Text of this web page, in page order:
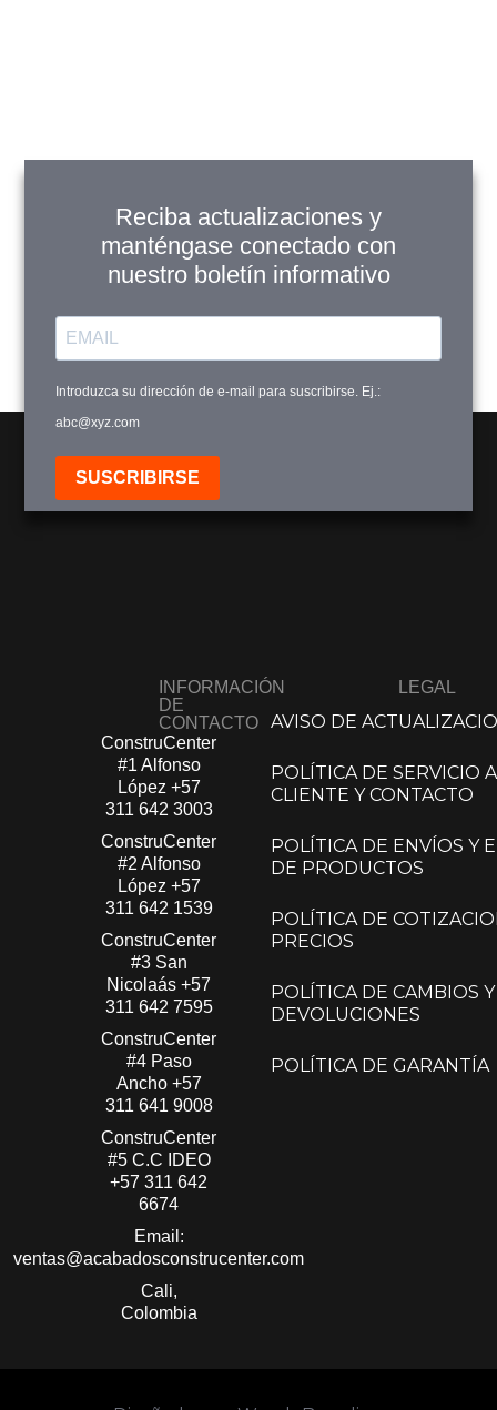
FJG137
$43,900
Ver Productos
Añadir a Carrito
Reciba actualizaciones y
manténgase conectado con
nuestro boletín informativo
Introduzca su dirección de e-mail para suscribirse. Ej.:
abc@xyz.com
SUSCRIBIRSE
INFORMACIÓN
DE
CONTACTO
ConstruCenter
#1 Alfonso
López​ +57
311 642 3003
ConstruCenter
#2 Alfonso
López​ +57
311 642 1539
ConstruCenter
#3 San
Nicolaás​+57
311 642 7595
ConstruCenter
#4 Paso
Ancho +57
311 641 9008
ConstruCenter
#5 C.C IDEO
+57 311 642
6674
Email:
ventas@acabadosconstrucenter.com
Cali,
Colombia
LEGAL
AVISO DE
POLÍTICA DE SERVICIO
CLIENTE Y CONTACTO
POLÍTICA DE ENVÍOS Y
DE PRODUCTOS
POLÍTICA DE
PRECIOS
POLÍTICA DE CAMBIOS Y
DEVOLUCIONES
POLÍTICA DE GARANTÍA